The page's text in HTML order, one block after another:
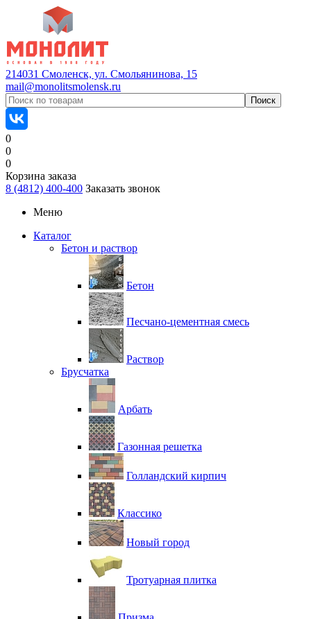
214031 Смоленск, ул. Смольянинова, 15
mail@monolitsmolensk.ru
0
0
0
Корзина заказа
8 (4812) 400-400 Заказать звонок
Меню
Каталог
Бетон и раствор
Бетон
Песчано-цементная смесь
Раствор
Брусчатка
Арбать
Газонная решетка
Голландский кирпич
Классико
Новый город
Тротуарная плитка